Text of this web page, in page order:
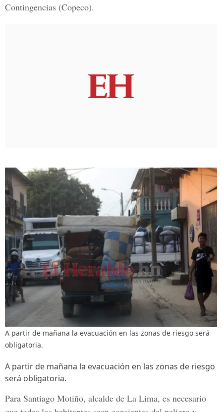
Contingencias (Copeco).
A partir de mañana la evacuación en las zonas de riesgo será
obligatoria.
A partir de mañana la evacuación en las zonas de riesgo
será obligatoria.
Para Santiago Motiño, alcalde de La Lima, es necesario